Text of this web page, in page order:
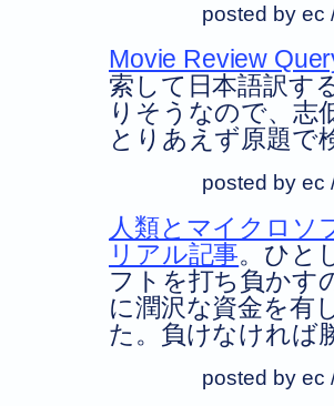
posted by ec
Movie Review
索して日本語訳す
りそうなので、志
とりあえず原題で
posted by ec
人類とマイクロソ
リアル記事。ひと
フトを打ち負かす
に潤沢な資金を有
た。負けなければ
posted by ec